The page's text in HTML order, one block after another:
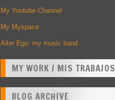
My Youtube Channel
My Myspace
Alter Ego: my music band
MY WORK / MIS TRABAJOS
BLOG ARCHIVE